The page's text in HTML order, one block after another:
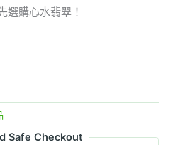
選購心水翡翠！
Safe Checkout